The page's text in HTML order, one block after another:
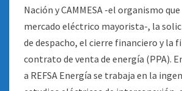
Nación y CAMMESA -el organismo
mercado eléctrico mayorista-, la
de despacho, el cierre financiero y la
contrato de venta de energía (PPA).
a REFSA Energía se trabaja en la